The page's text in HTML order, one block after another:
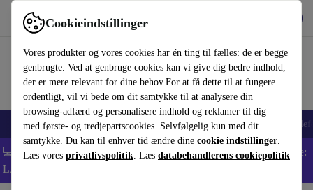
Cookieindstillinger
Vores produkter og vores cookies har én ting til fælles: de er begge
genbrugte. Ved at genbruge cookies kan vi give dig bedre indhold,
der er mere relevant for dine behov.For at få dette til at fungere
ordentligt, vil vi bede om dit samtykke til at analysere din
browsing-adfærd og personalisere indhold og reklamer til dig –
med første- og tredjepartscookies. Selvfølgelig kun med dit
samtykke. Du kan til enhver tid ændre dine cookie indstillinger.
Læs vores privatlivspolitik. Læs databehandlerens cookiepolitik
.
Brug refurbed hurtigt og nemt
Smartphones Bærbare Tablets Smartwatches Tilbehør
💻 Ekstra 5% rabat på alle MacBooks og bærbare computere - Kode:
LAPTOP5 -